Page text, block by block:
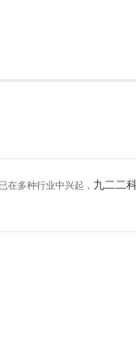
在多种行业中兴起， 九二二